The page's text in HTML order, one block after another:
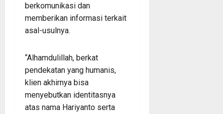
berkomunikasi dan
memberikan informasi terkait
asal-usulnya.
“Alhamdulillah, berkat
pendekatan yang humanis,
klien akhirnya bisa
menyebutkan identitasnya
atas nama Hariyanto serta